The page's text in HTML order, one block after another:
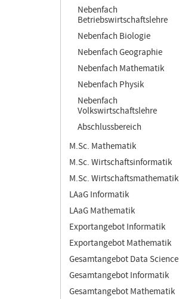
Nebenfach
Betriebswirtschaftslehre
Nebenfach Biologie
Nebenfach Geographie
Nebenfach Mathematik
Nebenfach Physik
Nebenfach
Volkswirtschaftslehre
Abschlussbereich
M.Sc. Mathematik
M.Sc. Wirtschaftsinformatik
M.Sc. Wirtschaftsmathematik
LAaG Informatik
LAaG Mathematik
Exportangebot Informatik
Exportangebot Mathematik
Gesamtangebot Data Science
Gesamtangebot Informatik
Gesamtangebot Mathematik